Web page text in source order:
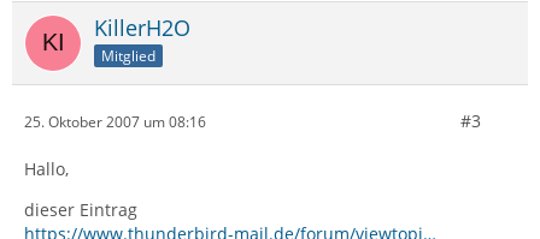
KillerH2O
Mitglied
25. Oktober 2007 um 08:16 #3
Hallo,
dieser Eintrag
https://www.thunderbird-mail.de/forum/viewtopi…